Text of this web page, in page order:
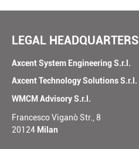
your ideas
LEGAL HEADQUARTERS
Axcent System Engineering S.r.l.
Axcent Technology Solutions S.r.l.
WMCM Advisory S.r.l.
Francesco Viganò Str., 8
20124 Milan